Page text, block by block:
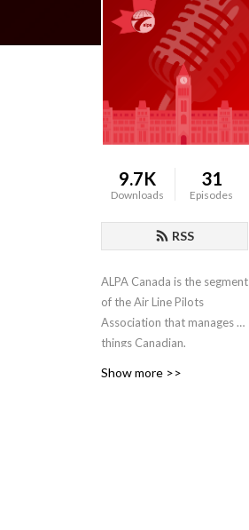
9.7K
Downloads
31
Episodes
RSS
ALPA Canada is the segment
of the Air Line Pilots
Association that manages all
things Canadian,
Show more >>